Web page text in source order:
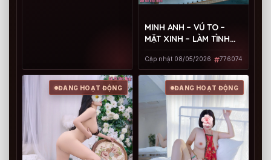
MINH ANH – VÚ TO –
MẶT XINH – LÀM TÌNH
Cập nhật 08/05/2026 776074
ĐANG HOẠT ĐỘNG ĐANG HOẠT ĐỘNG